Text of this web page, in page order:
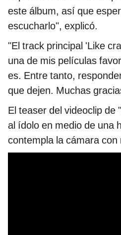
este álbum, así que
escucharlo", explicó.
"El track principal 'Like
una de mis películas
es. Entre tanto,
que dejen. Muchas
El teaser del videoclip de
al ídolo en medio de una
contempla la cámara con